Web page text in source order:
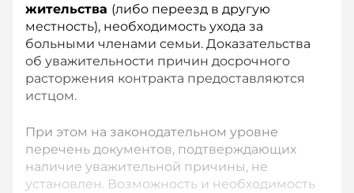
жительства (либо переезд в другую
местность), необходимость ухода за
больными членами семьи. Доказательства
об уважительности причин досрочного
расторжения контракта предоставляются
истцом.
При этом на законодательном уровне
перечень документов, подтверждающих
наличие уважительной причины, не
установлен. Возможность и необходимость